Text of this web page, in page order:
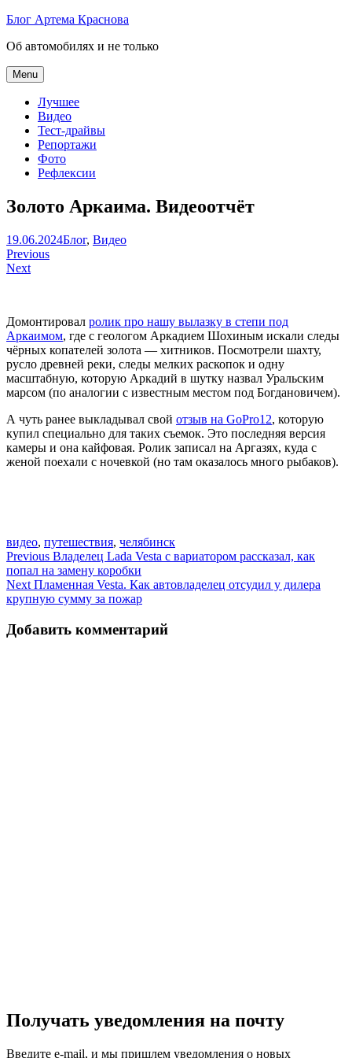
Skip
content
Блог Артема Краснова
Об автомобилях и не только
Menu
Лучшее
Видео
Тест-драйвы
Репортажи
Фото
Рефлексии
Золото Аркаима. Видеоотчёт
Артем
Краснов
19.06.2024Блог, Видео
Навигация
по
Previous
Next
Домонтировал ролик про нашу вылазку в степи под
Аркаимом, где с геологом Аркадием Шохиным искали следы
чёрных копателей золота — хитников. Посмотрели шахту,
русло древней реки, следы мелких раскопок и одну
масштабную, которую Аркадий в шутку назвал Уральским
марсом (по аналогии с известным местом под Богдановичем).
А чуть ранее выкладывал свой отзыв на GoPro12, которую
купил специально для таких съемок. Это последняя версия
камеры и она кайфовая. Ролик записал на Аргазях, куда с
женой поехали с ночевкой (но там оказалось много рыбаков).
видео, путешествия, челябинск
Навигация
по
записям
Previous Владелец Lada Vesta с вариатором рассказал, как
попал на замену коробки
Next Пламенная Vesta. Как автовладелец отсудил у дилера
крупную сумму за пожар
Добавить комментарий
Получать уведомления на почту
Введите e-mail, и мы пришлем уведомления о новых